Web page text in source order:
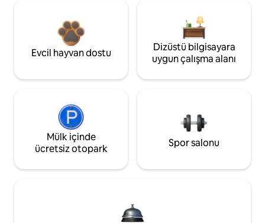
Evcil hayvan dostu
Dizüstü bilgisayara
uygun çalışma alanı
Mülk içinde
ücretsiz otopark
Spor salonu